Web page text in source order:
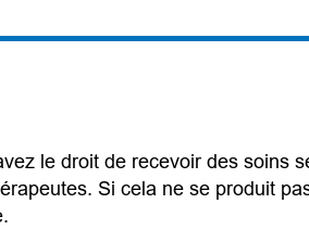
le droit de recevoir des soins
Si cela ne se produit